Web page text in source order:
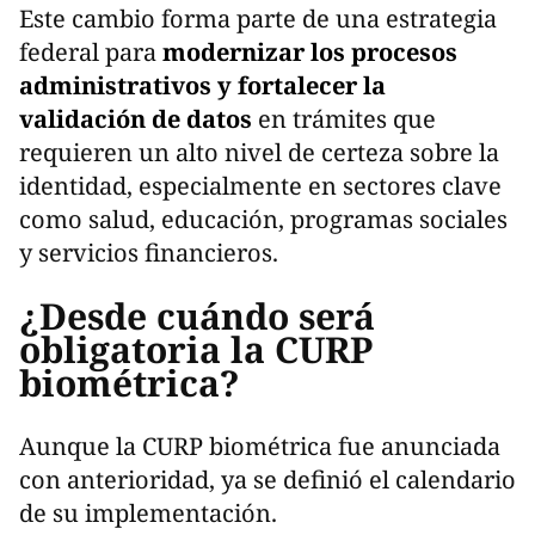
Este cambio forma parte de una estrategia
federal paramodernizar los procesos
administrativos y fortalecer la
validación de datos en trámites que
requieren un alto nivel de certeza sobre la
identidad, especialmente en sectores clave
como salud, educación, programas sociales
y servicios financieros.
¿Desde cuándo será
obligatoria la CURP
biométrica?
Aunque la CURP biométrica fue anunciada
con anterioridad, ya se definió el calendario
de su implementación.